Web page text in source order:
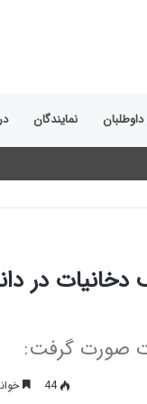
داوطلبان نمایندگان
در
صورت گرفت:
44 خواندن